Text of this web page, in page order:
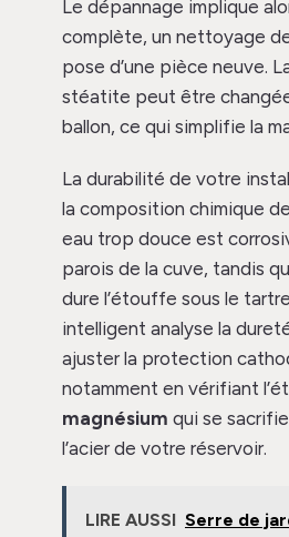
Le dépannage implique
complète, un nettoyage
pose d’une pièce neuve.
stéatite peut être
ballon, ce qui simplifie la
La durabilité de votre
la composition chimique
eau trop douce est
parois de la cuve, tandis
dure l’étouffe sous le
intelligent analyse la
ajuster la protection
notamment en vérifiant
magnésium qui se
l’acier de votre réservoir.
LIRE AUSSI Serre de